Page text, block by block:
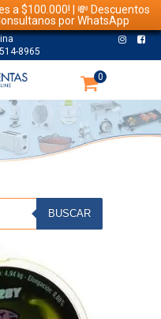
a $100.000! | 💸 Descuentos
por WhatsApp
8965
0
BUSCAR